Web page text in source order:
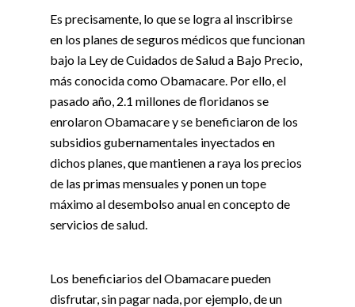
Es precisamente, lo que se logra al inscribirse
en los planes de seguros médicos que funcionan
bajo la Ley de Cuidados de Salud a Bajo Precio,
más conocida como Obamacare. Por ello, el
pasado año, 2.1 millones de floridanos se
enrolaron Obamacare y se beneficiaron de los
subsidios gubernamentales inyectados en
dichos planes, que mantienen a raya los precios
de las primas mensuales y ponen un tope
máximo al desembolso anual en concepto de
servicios de salud.
Los beneficiarios del Obamacare pueden
disfrutar, sin pagar nada, por ejemplo, de un